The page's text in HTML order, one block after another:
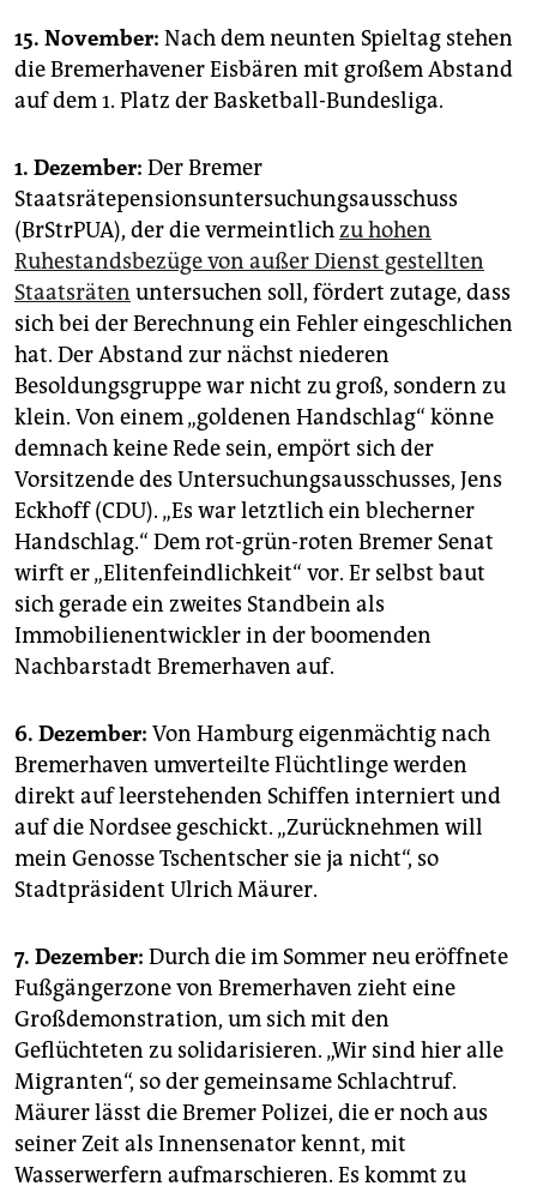
15. November: Nach dem neunten Spieltag stehen
die Bremerhavener Eisbären mit großem Abstand
auf dem 1. Platz der Basketball-Bundesliga.
1. Dezember: Der Bremer
Staatsrätepensionsuntersuchungsausschuss
(BrStrPUA), der die vermeintlichzu hohen
Ruhestandsbezüge von außer Dienst gestellten
Staatsräten untersuchen soll, fördert zutage, dass
sich bei der Berechnung ein Fehler eingeschlichen
hat. Der Abstand zur nächst niederen
Besoldungsgruppe war nicht zu groß, sondern zu
klein. Von einem „goldenen Handschlag“ könne
demnach keine Rede sein, empört sich der
Vorsitzende des Untersuchungsausschusses, Jens
Eckhoff (CDU). „Es war letztlich ein blecherner
Handschlag.“ Dem rot-grün-roten Bremer Senat
wirft er „Elitenfeindlichkeit“ vor. Er selbst baut
sich gerade ein zweites Standbein als
Immobilienentwickler in der boomenden
Nachbarstadt Bremerhaven auf.
6. Dezember: Von Hamburg eigenmächtig nach
Bremerhaven umverteilte Flüchtlinge werden
direkt auf leerstehenden Schiffen interniert und
auf die Nordsee geschickt. „Zurücknehmen will
mein Genosse Tschentscher sie ja nicht“, so
Stadtpräsident Ulrich Mäurer.
7. Dezember: Durch die im Sommer neu eröffnete
Fußgängerzone von Bremerhaven zieht eine
Großdemonstration, um sich mit den
Geflüchteten zu solidarisieren. „Wir sind hier alle
Migranten“, so der gemeinsame Schlachtruf.
Mäurer lässt die Bremer Polizei, die er noch aus
seiner Zeit als Innensenator kennt, mit
Wasserwerfern aufmarschieren. Es kommt zu